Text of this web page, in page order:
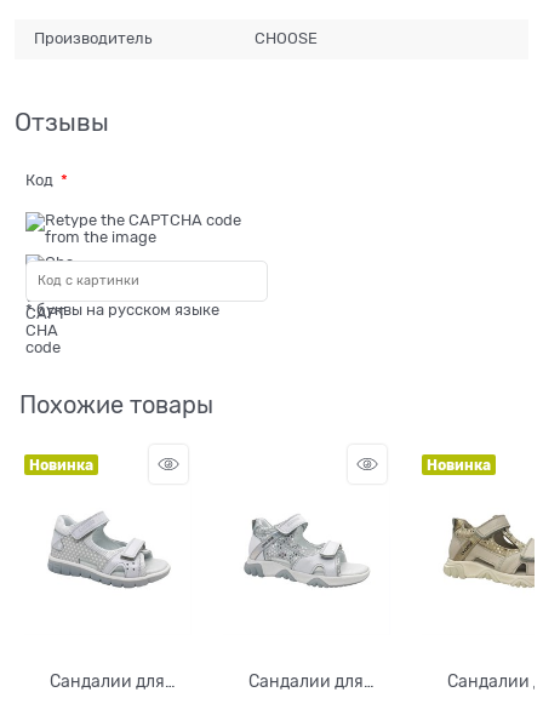
Производитель CHOOSE
Отзывы
Код
* буквы на русском языке
Похожие товары
Новинка
Сандалии для
Сандалии для
Новинка
Сандалии